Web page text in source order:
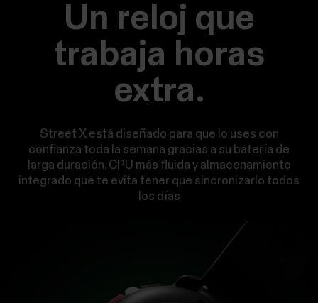
Un reloj que
trabaja horas
extra.
Street X está diseñado para que lo uses con
confianza toda la semana gracias a su batería de
larga duración, CPU más fluida y almacenamiento
integrado que te evita tener que sincronizarlo todos
los días